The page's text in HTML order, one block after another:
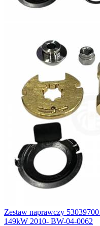
Zestaw naprawczy
149kW 2010- BW-04-0062